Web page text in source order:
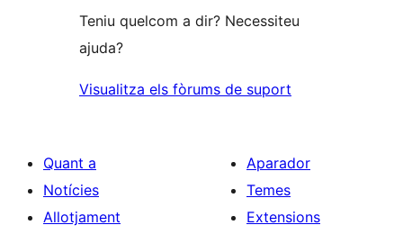
Teniu quelcom a dir? Necessiteu
ajuda?
Visualitza els fòrums de suport
Quant a
Notícies
Allotjament
Aparador
Temes
Extensions